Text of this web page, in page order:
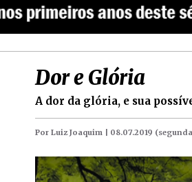
Dor e Glória
A dor da glória, e sua
Por Luiz Joaquim | 08.07.2019